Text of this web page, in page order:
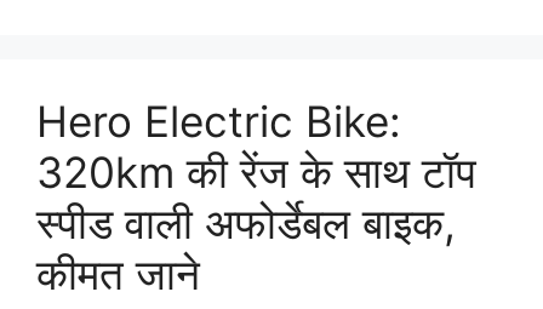
Hero Electric Bike:
320km की रेंज के साथ टॉप
स्पीड वाली अफोर्डेबल बाइक,
कीमत जाने